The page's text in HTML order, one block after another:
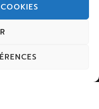
un message